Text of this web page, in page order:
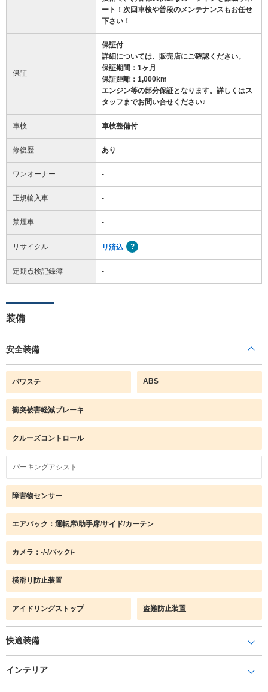
ート！次回車検や普段のメンテナンスもお任せ
下さい！
保証
保証付
詳細については、販売店にご確認ください。
保証期間：1ヶ月
保証距離：1,000km
エンジン等の部分保証となります。詳しくはス
タッフまでお問い合せください♪
車検 車検整備付
修復歴 あり
ワンオーナー -
正規輸入車 -
禁煙車 -
リサイクル リ済込
定期点検記録簿 -
装備
安全装備
パワステ ABS
衝突被害軽減ブレーキ
クルーズコントロール
パーキングアシスト
障害物センサー
エアバック：運転席/助手席/サイド/カーテン
カメラ：-/-/バック/-
横滑り防止装置
アイドリングストップ 盗難防止装置
快適装備
インテリア